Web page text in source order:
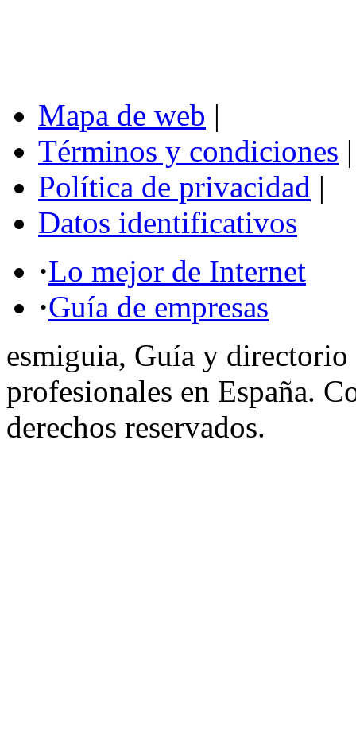
Mapa de web |
Términos y condiciones |
Política de privacidad |
Datos identificativos
·Lo mejor de Internet
·Guía de empresas
esmiguia, Guía y directorio
profesionales en España.
derechos reservados.